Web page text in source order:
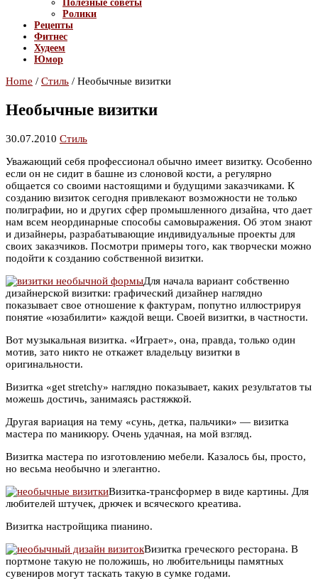
Полезные советы
Ролики
Рецепты
Фитнес
Худеем
Юмор
Home / Стиль / Необычные визитки
Необычные визитки
30.07.2010 Стиль
Уважающий себя профессионал обычно имеет визитку. Особенно
если он не сидит в башне из слоновой кости, а регулярно
общается со своими настоящими и будущими заказчиками. К
созданию визиток сегодня привлекают возможности не только
полиграфии, но и других сфер промышленного дизайна, что дает
нам всем неординарные способы самовыражения. Об этом знают
и дизайнеры, разрабатывающие индивидуальные проекты для
своих заказчиков. Посмотри примеры того, как творчески можно
подойти к созданию собственной визитки.
Для начала вариант собственно
дизайнерской визитки: графический дизайнер наглядно
показывает свое отношение к фактурам, попутно иллюстрируя
понятие «юзабилити» каждой вещи. Своей визитки, в частности.
Вот музыкальная визитка. «Играет», она, правда, только один
мотив, зато никто не откажет владельцу визитки в
оригинальности.
Визитка «get stretchy» наглядно показывает, каких результатов ты
можешь достичь, занимаясь растяжкой.
Другая вариация на тему «сунь, детка, пальчики» — визитка
мастера по маникюру. Очень удачная, на мой взгляд.
Визитка мастера по изготовлению мебели. Казалось бы, просто,
но весьма необычно и элегантно.
Визитка-трансформер в виде картины. Для
любителей штучек, дрючек и всяческого креатива.
Визитка настройщика пианино.
Визитка греческого ресторана. В
портмоне такую не положишь, но любительницы памятных
сувениров могут таскать такую в сумке годами.